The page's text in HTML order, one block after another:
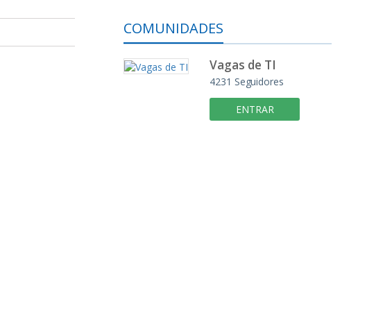
COMUNIDADES
Vagas de TI
4231 Seguidores
ENTRAR